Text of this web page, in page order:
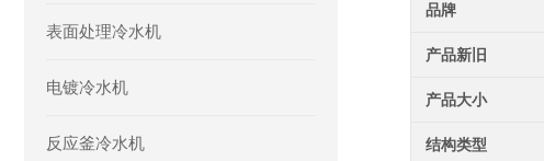
表面处理冷水机
电镀冷水机
反应釜冷水机
品牌
产品新旧
产品大小
结构类型